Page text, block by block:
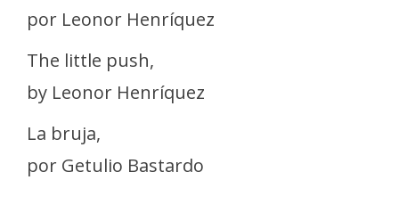
por Leonor Henríquez
The little push,
by Leonor Henríquez
La bruja,
por Getulio Bastardo